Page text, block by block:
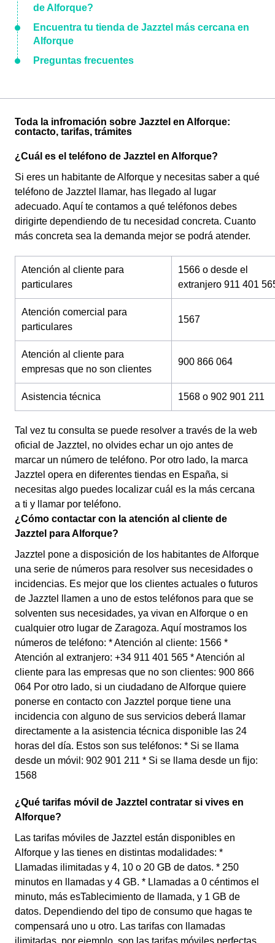
de Alforque?
Encuentra tu tienda de Jazztel más cercana en
Alforque
Preguntas frecuentes
Toda la infromación sobre Jazztel en Alforque:
contacto, tarifas, trámites
¿Cuál es el teléfono de Jazztel en Alforque?
Si eres un habitante de Alforque y necesitas saber a qué
teléfono de Jazztel llamar, has llegado al lugar
adecuado. Aquí te contamos a qué teléfonos debes
dirigirte dependiendo de tu necesidad concreta. Cuanto
más concreta sea la demanda mejor se podrá atender.
Atención al cliente para
particulares
1566 o desde el
extranjero 911 401
Atención comercial para
particulares
1567
Atención al cliente para
empresas que no son clientes
900 866 064
Asistencia técnica 1568 o 902 901 211
Tal vez tu consulta se puede resolver a través de la web
oficial de Jazztel, no olvides echar un ojo antes de
marcar un número de teléfono. Por otro lado, la marca
Jazztel opera en diferentes tiendas en España, si
necesitas algo puedes localizar cuál es la más cercana
a ti y llamar por teléfono.
¿Cómo contactar con la atención al cliente de
Jazztel para Alforque?
Jazztel pone a disposición de los habitantes de Alforque
una serie de números para resolver sus necesidades o
incidencias. Es mejor que los clientes actuales o futuros
de Jazztel llamen a uno de estos teléfonos para que se
solventen sus necesidades, ya vivan en Alforque o en
cualquier otro lugar de Zaragoza. Aquí mostramos los
números de teléfono: * Atención al cliente: 1566 *
Atención al extranjero: +34 911 401 565 * Atención al
cliente para las empresas que no son clientes: 900 866
064 Por otro lado, si un ciudadano de Alforque quiere
ponerse en contacto con Jazztel porque tiene una
incidencia con alguno de sus servicios deberá llamar
directamente a la asistencia técnica disponible las 24
horas del día. Estos son sus teléfonos: * Si se llama
desde un móvil: 902 901 211 * Si se llama desde un fijo:
1568
¿Qué tarifas móvil de Jazztel contratar si vives en
Alforque?
Las tarifas móviles de Jazztel están disponibles en
Alforque y las tienes en distintas modalidades: *
Llamadas ilimitadas y 4, 10 o 20 GB de datos. * 250
minutos en llamadas y 4 GB. * Llamadas a 0 céntimos el
minuto, más esTablecimiento de llamada, y 1 GB de
datos. Dependiendo del tipo de consumo que hagas te
compensará uno u otro. Las tarifas con llamadas
ilimitadas, por ejemplo, son las tarifas móviles perfectas